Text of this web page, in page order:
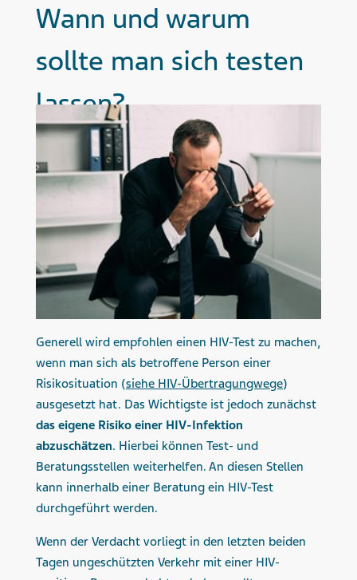
Wann und warum
sollte man sich testen
lassen?
Generell wird empfohlen einen HIV-Test zu machen,
wenn man sich als betroffene Person einer
Risikosituation (siehe HIV-Übertragungwege)
ausgesetzt hat. Das Wichtigste ist jedoch zunächst
das eigene Risiko einer HIV-Infektion
abzuschätzen. Hierbei können Test- und
Beratungsstellen weiterhelfen. An diesen Stellen
kann innerhalb einer Beratung ein HIV-Test
durchgeführt werden.
Wenn der Verdacht vorliegt in den letzten beiden
Tagen ungeschützten Verkehr mit einer HIV-